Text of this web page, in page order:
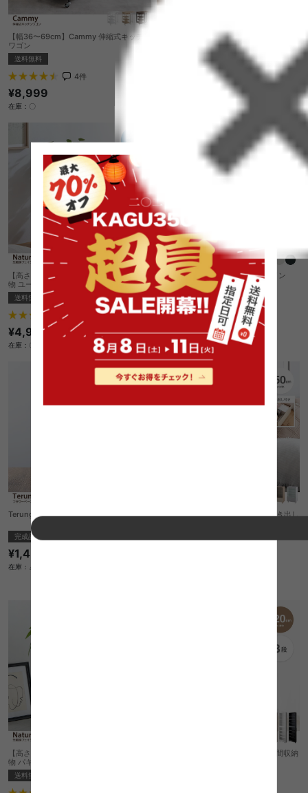
【幅36〜69cm】Cammy 伸縮式キッチン
ワゴン
送料無料
4件
¥8,999
在庫：〇
【15L】フタ付きゴミ箱
2
【高さ85cm】Nature 光触媒人工観葉植
物 ユーカリ
送料無料 オススメ
¥4,999
在庫：〇
【35L】Solow ペダルオープンツイン
完成品
3件
¥5,950
在庫：△
Terung フラワーベース
完成品
¥1,450
在庫：△
【幅50cm×奥行29.6cm】Mysa 引き出し
【高さ90cm】Nature 光触媒人工観葉植
物 パキラ
送料無料
【幅20cm】Tumsae ハイタイプ隙間収納